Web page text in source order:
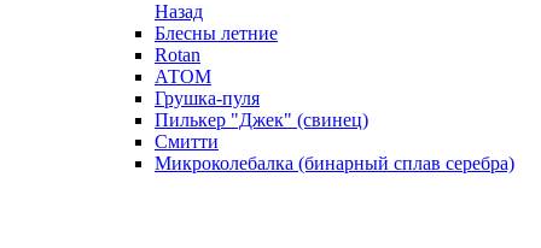
Назад
Блесны летние
Rotan
АТОМ
Грушка-пуля
Пилькер "Джек" (свинец)
Смитти
Микроколебалка (бинарный сплав серебра)